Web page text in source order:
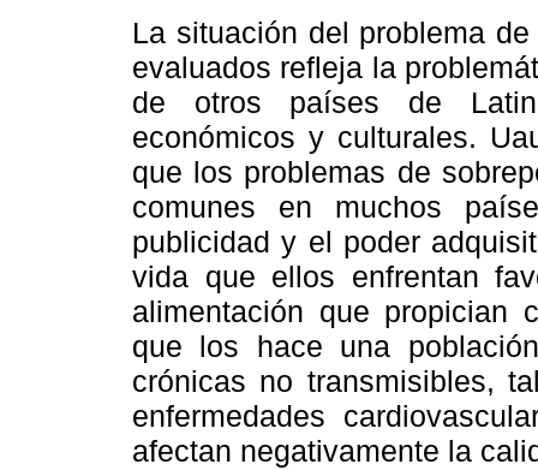
La situación del problema
evaluados refleja la
de otros países de
económicos y culturales.
que los problemas de
comunes en muchos
publicidad y el poder
vida que ellos enfrentan
alimentación que propician
que los hace una
crónicas no transmisibles,
enfermedades
afectan negativamente la